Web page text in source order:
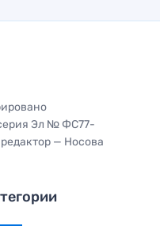
Эл № ФС77-
— Носова